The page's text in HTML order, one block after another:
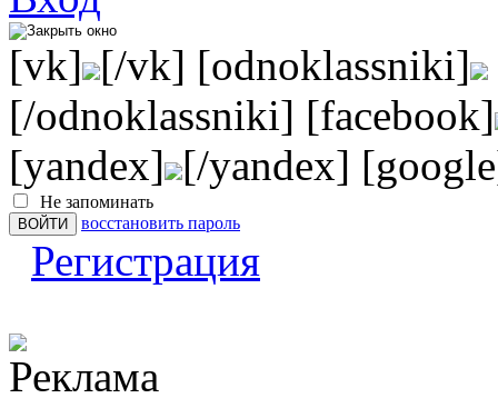
[vk] [/vk] [odnoklassniki]
[/odnoklassniki] [facebook]
[yandex] [/yandex]
Не запоминать
восстановить пароль
Регистрация